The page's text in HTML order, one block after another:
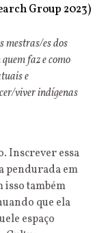
Group 2023)
mestras/es dos
faz e como
e
viver indígenas
Inscrever essa
pendurada em
isso também
que ela
espaço